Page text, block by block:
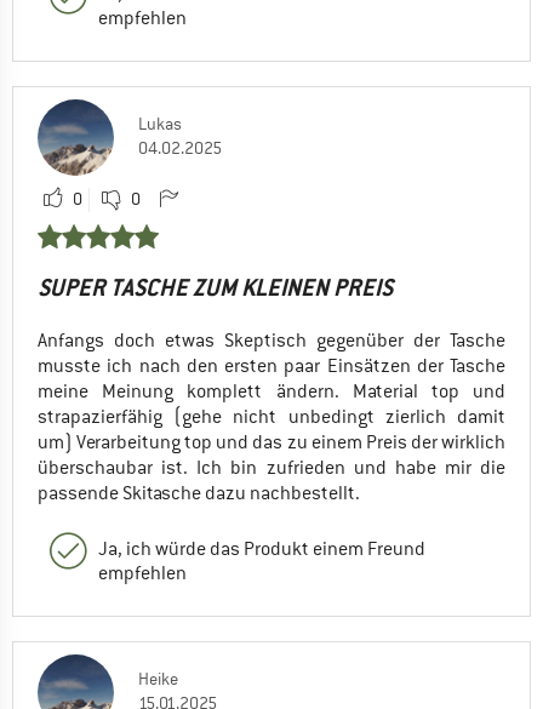
empfehlen
Lukas
04.02.2025
0 0
SUPER TASCHE ZUM KLEINEN PREIS
Anfangs doch etwas Skeptisch gegenüber der Tasche
musste ich nach den ersten paar Einsätzen der Tasche
meine Meinung komplett ändern. Material top und
strapazierfähig (gehe nicht unbedingt zierlich damit
um) Verarbeitung top und das zu einem Preis der wirklich
überschaubar ist. Ich bin zufrieden und habe mir die
passende Skitasche dazu nachbestellt.
Ja, ich würde das Produkt einem Freund
empfehlen
Heike
15.01.2025